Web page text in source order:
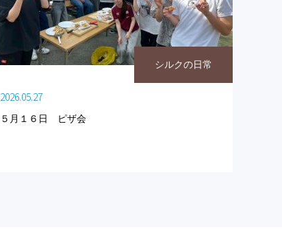
シルクの日常
2026.05.27
５月１６日 ピザ会